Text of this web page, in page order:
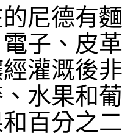
尼德有
子、皮
經灌溉後
水果和
百分之